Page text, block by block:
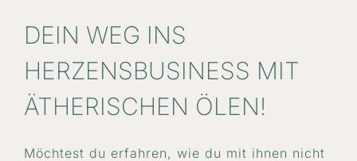
DEIN WEG INS
HERZENSBUSINESS MIT
ÄTHERISCHEN ÖLEN!
Möchtest du erfahren, wie du mit ihnen nicht